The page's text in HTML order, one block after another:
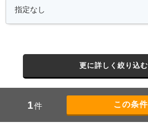
更に詳しく絞り込む
1件